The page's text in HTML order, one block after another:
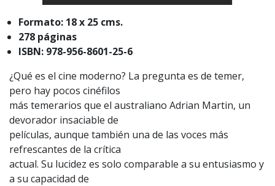
Formato: 18 x 25 cms.
278 páginas
ISBN: 978-956-8601-25-6
¿Qué es el cine moderno? La pregunta es de temer,
pero hay pocos cinéfilos
más temerarios que el australiano Adrian Martin, un
devorador insaciable de
películas, aunque también una de las voces más
refrescantes de la crítica
actual. Su lucidez es solo comparable a su entusiasmo y
a su capacidad de